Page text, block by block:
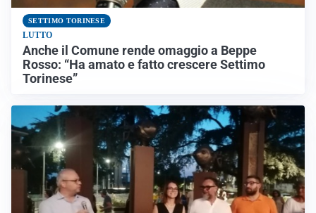
SETTIMO TORINESE
LUTTO
Anche il Comune rende omaggio a Beppe
Rosso: “Ha amato e fatto crescere Settimo
Torinese”